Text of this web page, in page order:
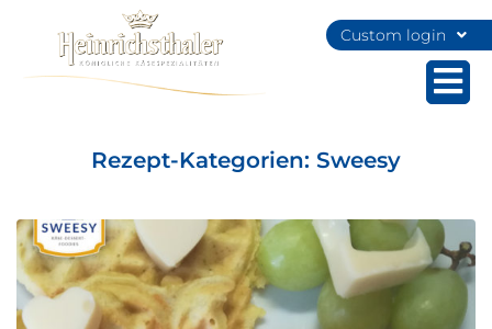
Custom login
Rezept-Kategorien: Sweesy